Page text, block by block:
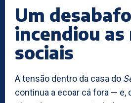
Um
incendiou as
sociais
A tensão dentro da casa do
continua a ecoar cá fora — e,